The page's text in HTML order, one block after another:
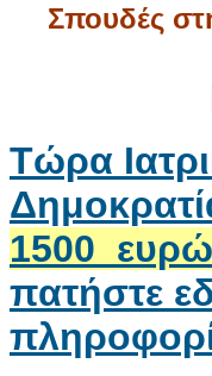
Σπουδές
Τώρα
1500 ευρώ
πατήστε